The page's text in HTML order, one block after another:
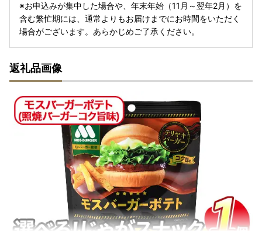
※お申込みが集中した場合や、年末年始（11月～翌年2月）を
含む繁忙期には、通常よりもお届けまでにお時間をいただく
場合がございます。あらかじめご了承ください。
返礼品画像